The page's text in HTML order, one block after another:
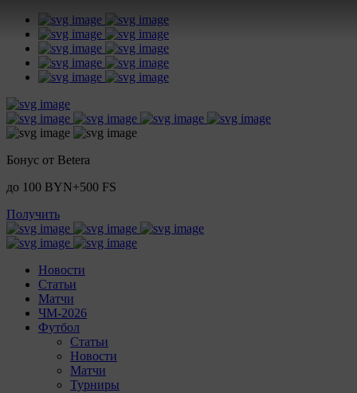
Бонус от Betera
до 100 BYN+500 FS
Получить
Новости
Статьи
Матчи
ЧМ-2026
Футбол
Статьи
Новости
Матчи
Турниры